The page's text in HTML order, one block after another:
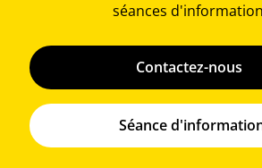
séances
Contactez-nous
Séance